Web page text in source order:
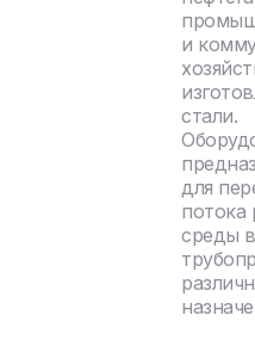
и
стали.
для
потока
среды в